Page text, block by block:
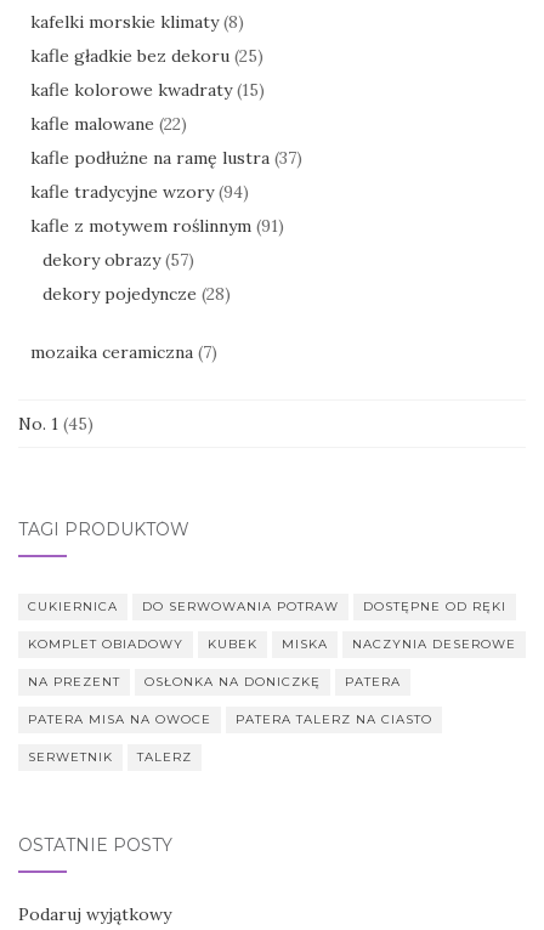
kafelki morskie klimaty (8)
kafle gładkie bez dekoru (25)
kafle kolorowe kwadraty (15)
kafle malowane (22)
kafle podłużne na ramę lustra (37)
kafle tradycyjne wzory (94)
kafle z motywem roślinnym (91)
dekory obrazy (57)
dekory pojedyncze (28)
mozaika ceramiczna (7)
No. 1 (45)
TAGI PRODUKTÓW
CUKIERNICA DO SERWOWANIA POTRAW DOSTĘPNE OD RĘKI
KOMPLET OBIADOWY KUBEK MISKA NACZYNIA DESEROWE
NA PREZENT OSŁONKA NA DONICZKĘ PATERA
PATERA MISA NA OWOCE PATERA TALERZ NA CIASTO
SERWETNIK TALERZ
OSTATNIE POSTY
Podaruj wyjątkowy